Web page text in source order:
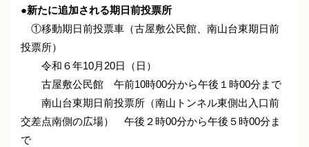
●新たに追加される期日前投票所
①移動期日前投票車（古屋敷公民館、南山台東期日前
投票所）
令和６年10月20日（日）
古屋敷公民館 午前10時00分から午後１時00分まで
南山台東期日前投票所（南山トンネル東側出入口前
交差点南側の広場） 午後２時00分から午後５時00分ま
で